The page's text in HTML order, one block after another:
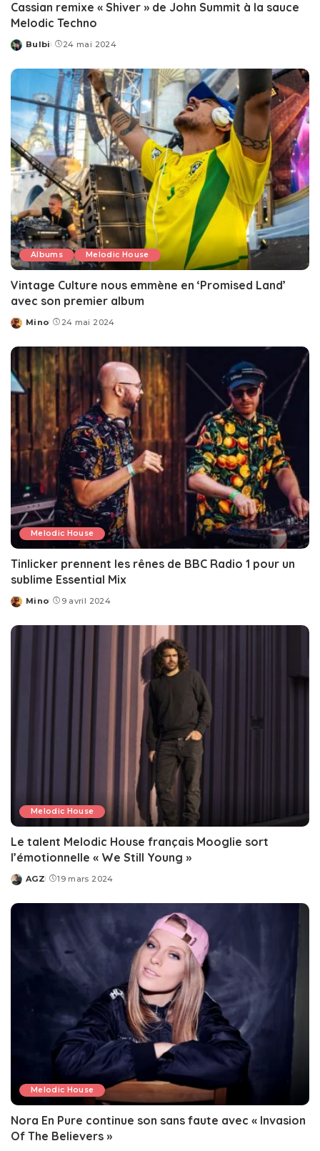
Cassian remixe « Shiver » de John Summit à la sauce
Melodic Techno
Posted
Bulbi 24 mai 2024
Albums Melodic House
Vintage Culture nous emmène en ‘Promised Land’
avec son premier album
Posted
Mino 24 mai 2024
Melodic House
Tinlicker prennent les rênes de BBC Radio 1 pour un
sublime Essential Mix
Posted
Mino 9 avril 2024
Melodic House
Le talent Melodic House français Mooglie sort
l’émotionnelle « We Still Young »
Posted
AGZ 19 mars 2024
Melodic House
Nora En Pure continue son sans faute avec « Invasion
Of The Believers »